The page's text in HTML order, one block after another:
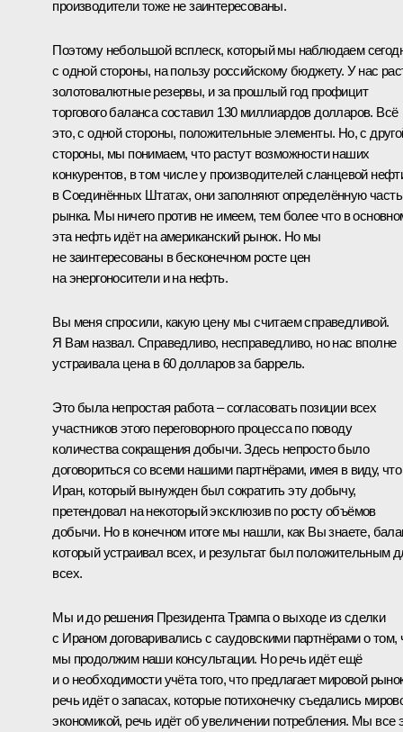
производители тоже не заинтересованы.
Поэтому небольшой всплеск, который мы наблюдаем
с одной стороны, на пользу российскому бюджету. У нас
золотовалютные резервы, и за прошлый год профицит
торгового баланса составил 130 миллиардов долларов. Всё
это, с одной стороны, положительные элементы. Но, с
стороны, мы понимаем, что растут возможности наших
конкурентов, в том числе у производителей сланцевой
в Соединённых Штатах, они заполняют определённую часть
рынка. Мы ничего против не имеем, тем более что в
эта нефть идёт на американский рынок. Но мы
не заинтересованы в бесконечном росте цен
на энергоносители и на нефть.
Вы меня спросили, какую цену мы считаем справедливой.
Я Вам назвал. Справедливо, несправедливо, но нас вполне
устраивала цена в 60 долларов за баррель.
Это была непростая работа – согласовать позиции всех
участников этого переговорного процесса по поводу
количества сокращения добычи. Здесь непросто было
договориться со всеми нашими партнёрами, имея в виду, что
Иран, который вынужден был сократить эту добычу,
претендовал на некоторый эксклюзив по росту объёмов
добычи. Но в конечном итоге мы нашли, как Вы знаете,
который устраивал всех, и результат был положительным
всех.
Мы и до решения Президента Трампа о выходе из сделки
с Ираном договаривались с саудовскими партнёрами о том,
мы продолжим наши консультации. Но речь идёт ещё
и о необходимости учёта того, что предлагает мировой
речь идёт о запасах, которые потихонечку съедались
экономикой, речь идёт об увеличении потребления. Мы все